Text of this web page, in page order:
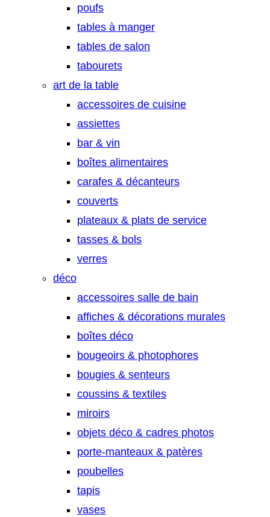
poufs
tables à manger
tables de salon
tabourets
art de la table
accessoires de cuisine
assiettes
bar & vin
boîtes alimentaires
carafes & décanteurs
couverts
plateaux & plats de service
tasses & bols
verres
déco
accessoires salle de bain
affiches & décorations murales
boîtes déco
bougeoirs & photophores
bougies & senteurs
coussins & textiles
miroirs
objets déco & cadres photos
porte-manteaux & patères
poubelles
tapis
vases